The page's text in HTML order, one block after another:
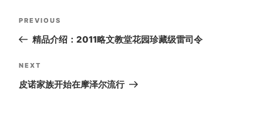
Post
navigation
Previous
Post
PREVIOUS
精品介绍：2011略文教堂花园珍藏级雷司令
Next
Post
NEXT
皮诺家族开始在摩泽尔流行